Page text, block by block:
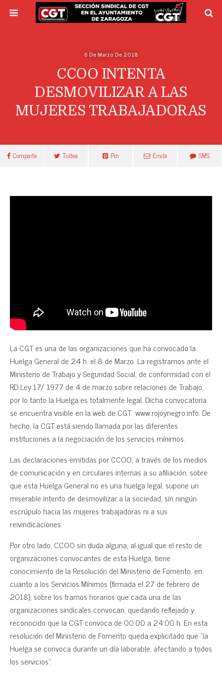
6 De Marzo De 2018
CCOO INTENTA
DESMOVILIZAR A LAS
MUJERES TRABAJADORAS
Comparte Tuitea Pin Envía SMS
La CGT es una de las organizaciones que ha convocado la
Huelga General de 24 h. el 8 de Marzo. La registramos ante el
Ministerio de Trabajo y Seguridad Social, de conformidad con el
RD Ley 17/ 1977 de 4 de marzo sobre relaciones de Trabajo,
por lo tanto la Huelga es totalmente legal. Dicha convocatoria
se encuentra visible en la web de CGT www.rojoynegro.info. De
hecho, la CGT está siendo llamada por las diferentes
instituciones a la negociación de los servicios mínimos.
Las declaraciones emitidas por CCOO, a través de los medios
de comunicación y en circulares internas a su afiliación, sobre
que esta Huelga General no es una huelga legal, supone un
miserable intento de desmovilizar a la sociedad, sin ningún
escrúpulo hacia las mujeres trabajadoras ni a sus
reivindicaciones.
Por otro lado, CCOO sin duda alguna, al igual que el resto de
organizaciones convocantes de esta Huelga, tiene
conocimiento de la Resolución del Ministerio de Fomento, en
cuanto a los Servicios Mínimos (firmada el 27 de febrero de
2018), sobre los tramos horarios que cada una de las
organizaciones sindicales convocan, quedando reflejado y
reconocido que la CGT convoca de 00:00 a 24:00 h. En esta
resolución del Ministerio de Fomento queda explicitado que “la
Huelga se convoca durante un día laborable, afectando a todos
los servicios”.